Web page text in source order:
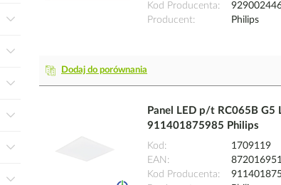
Kod Producenta
Producent
Philips
Dodaj do porównania
Panel LED p/t RC065B
911401875985 Philips
Kod
1709119
EAN
Kod Producenta